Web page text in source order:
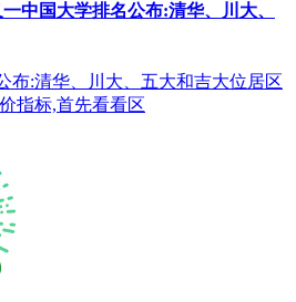
中国大学排名公布:清华、川大、
布:清华、川大、五大和吉大位居区
指标,首先看看区